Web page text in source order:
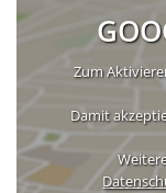
Zum
Damit